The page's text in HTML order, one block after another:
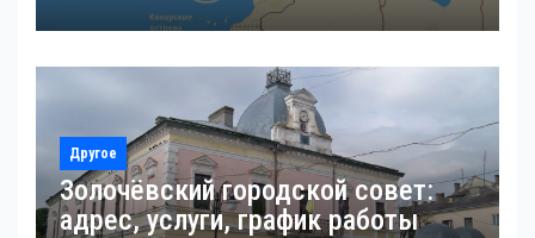
Другое
Золочёвский городской совет:
адрес, услуги, график работы